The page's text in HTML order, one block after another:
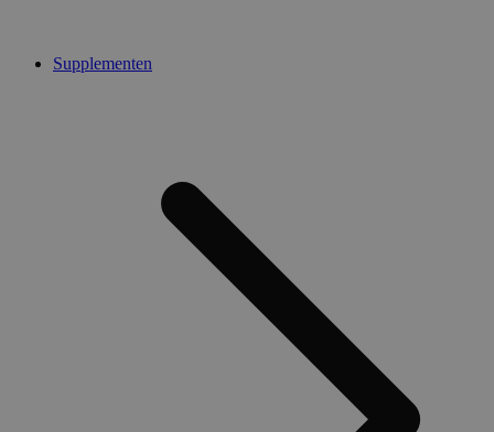
Supplementen